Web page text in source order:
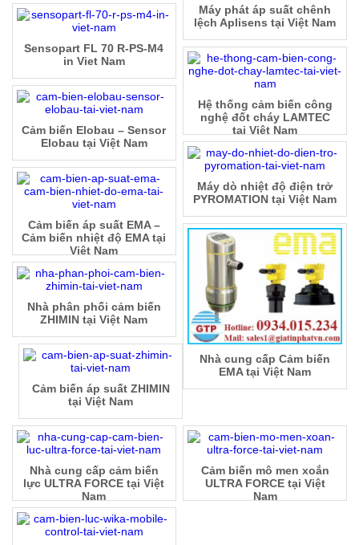
Máy phát áp suất chênh
lệch Aplisens tại Việt Nam
Sensopart FL 70 R-PS-M4
in Viet Nam
Hệ thống cảm biến công
nghệ đốt cháy LAMTEC
tại Việt Nam
Cảm biến Elobau – Sensor
Elobau tại Việt Nam
Máy dò nhiệt độ điện trở
PYROMATION tại Việt Nam
Cảm biến áp suất EMA –
Cảm biến nhiệt độ EMA tại
Việt Nam
Nhà cung cấp Cảm biến
EMA tại Việt Nam
Nhà phân phối cảm biến
ZHIMIN tại Việt Nam
Cảm biến áp suất ZHIMIN
tại Việt Nam
Nhà cung cấp cảm biến
lực ULTRA FORCE tại Việt
Nam
Cảm biến mô men xoắn
ULTRA FORCE tại Việt
Nam